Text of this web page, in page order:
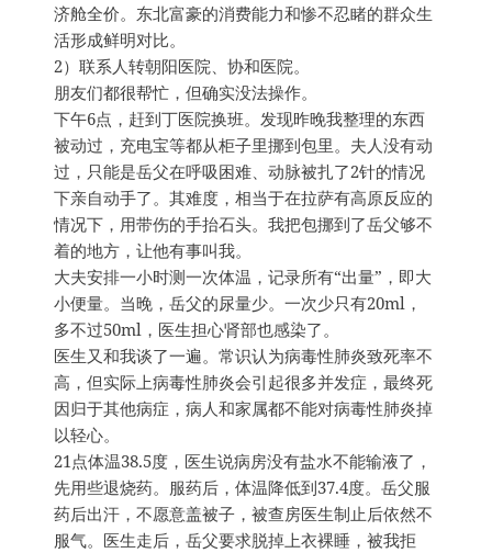
济舱全价。东北富豪的消费能力和惨不忍睹的群众生
活形成鲜明对比。
2）联系人转朝阳医院、协和医院。
朋友们都很帮忙，但确实没法操作。
下午6点，赶到丁医院换班。发现昨晚我整理的东西
被动过，充电宝等都从柜子里挪到包里。夫人没有动
过，只能是岳父在呼吸困难、动脉被扎了2针的情况
下亲自动手了。其难度，相当于在拉萨有高原反应的
情况下，用带伤的手抬石头。我把包挪到了岳父够不
着的地方，让他有事叫我。
大夫安排一小时测一次体温，记录所有“出量”，即大
小便量。当晚，岳父的尿量少。一次少只有20ml，
多不过50ml，医生担心肾部也感染了。
医生又和我谈了一遍。常识认为病毒性肺炎致死率不
高，但实际上病毒性肺炎会引起很多并发症，最终死
因归于其他病症，病人和家属都不能对病毒性肺炎掉
以轻心。
21点体温38.5度，医生说病房没有盐水不能输液了，
先用些退烧药。服药后，体温降低到37.4度。岳父服
药后出汗，不愿意盖被子，被查房医生制止后依然不
服气。医生走后，岳父要求脱掉上衣裸睡，被我拒